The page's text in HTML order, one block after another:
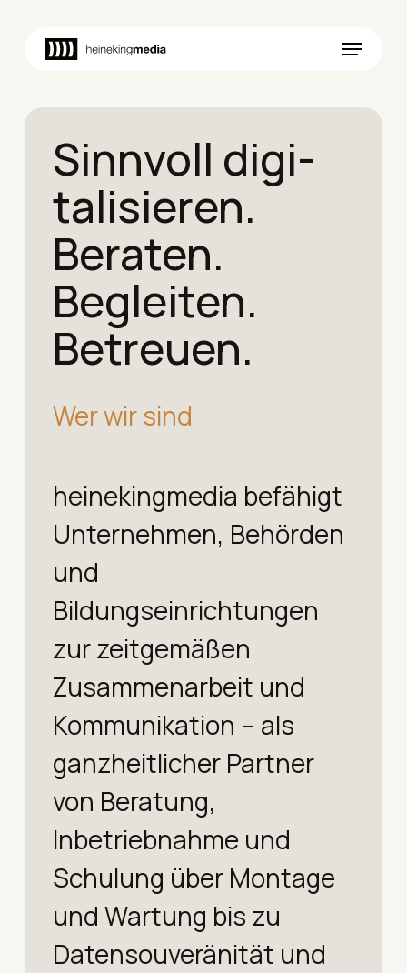
Menu
Sinnvoll digi­
tal­i­sieren.
Beraten.
Begleiten.
Betreuen.
Wer wir sind
heinekingmedia befähigt
Unternehmen, Behörden
und
Bildungseinrichtungen
zur zeitgemäßen
Zusammenarbeit und
Kommunikation – als
ganzheitlicher Partner
von Beratung,
Inbetriebnahme und
Schulung über Montage
und Wartung bis zu
Datensouveränität und